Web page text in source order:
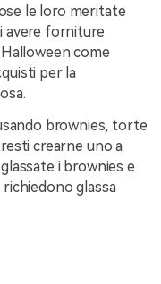
le loro meritate
avere forniture
come
per la
brownies, torte
crearne uno a
i brownies e
glassa